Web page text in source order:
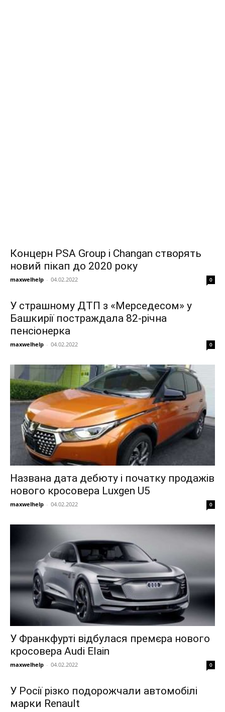
Концерн PSA Group і Changan створять
новий пікап до 2020 року
maxwelhelp - 04.02.2022 0
У страшному ДТП з «Мерседесом» у
Башкирії постраждала 82-річна
пенсіонерка
maxwelhelp - 04.02.2022 0
Названа дата дебюту і початку продажів
нового кросовера Luxgen U5
maxwelhelp - 04.02.2022 0
У Франкфурті відбулася премєра нового
кросовера Audi Elain
maxwelhelp - 04.02.2022 0
У Росії різко подорожчали автомобілі
марки Renault